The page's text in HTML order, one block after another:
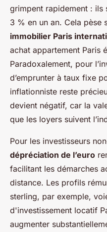
grimpent rapidement : ils
3 % en un an. Cela pèse
immobilier Paris
achat appartement Paris
Paradoxalement, pour
d’emprunter à taux fixe
inflationniste reste
devient négatif, car la
que les loyers suivent
Pour les investisseurs
dépréciation de l’euro
facilitant les démarches
distance. Les profils
sterling, par exemple,
d'investissement locatif
augmenter